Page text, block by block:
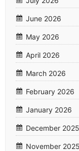
June 2026
May 2026
April 2026
March 2026
February 2026
January 2026
December 2025
November 2025